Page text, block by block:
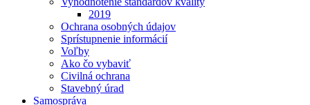
2019
Ochrana osobných údajov
Sprístupnenie informácií
Voľby
Ako čo vybaviť
Civilná ochrana
Stavebný úrad
Samospráva